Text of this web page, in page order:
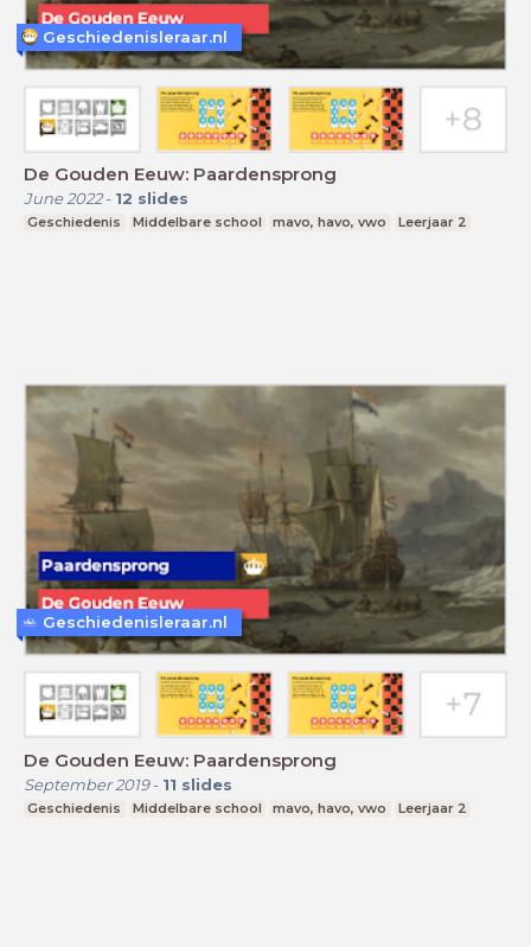
De Gouden Eeuw: Paardensprong
June 2022- 12 slides
Geschiedenis Middelbare school mavo, havo, vwo Leerjaar 2
Geschiedenisleraar.nl
De Gouden Eeuw: Paardensprong
September 2019- 11 slides
Geschiedenis Middelbare school mavo, havo, vwo Leerjaar 2
Geschiedenisleraar.nl